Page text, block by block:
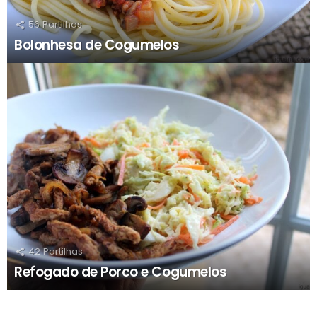
56 Partilhas
Bolonhesa de Cogumelos
42 Partilhas
Refogado de Porco e Cogumelos